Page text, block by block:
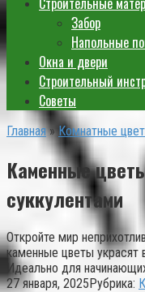
Забор
Напольные
Окна и двери
Строительный
Советы
Главная » Комнатные
Каменные
суккулентами
Откройте мир
каменные цветы украсят
Идеально для
27 января, 2025Рубрика: